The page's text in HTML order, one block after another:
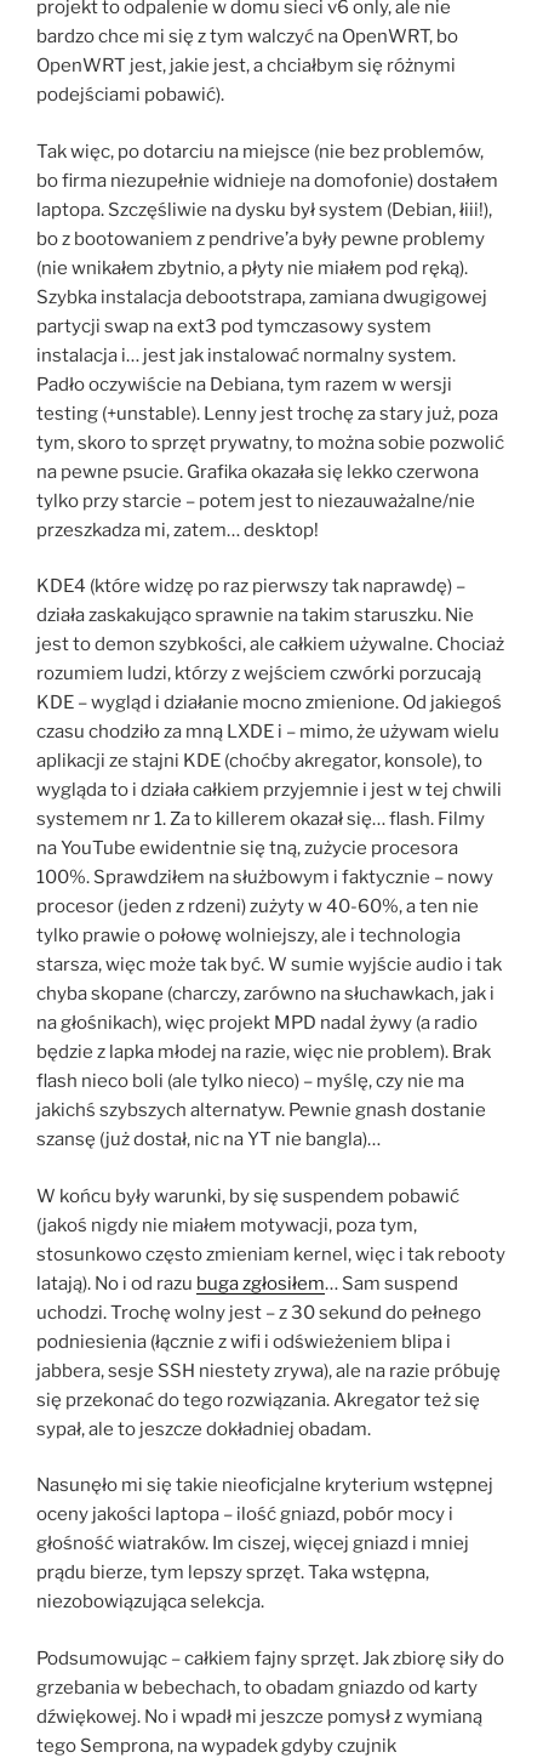
projekt to odpalenie w domu sieci v6 only, ale nie
bardzo chce mi się z tym walczyć na OpenWRT, bo
OpenWRT jest, jakie jest, a chciałbym się różnymi
podejściami pobawić).
Tak więc, po dotarciu na miejsce (nie bez problemów,
bo firma niezupełnie widnieje na domofonie) dostałem
laptopa. Szczęśliwie na dysku był system (Debian, łiii!),
bo z bootowaniem z pendrive’a były pewne problemy
(nie wnikałem zbytnio, a płyty nie miałem pod ręką).
Szybka instalacja debootstrapa, zamiana dwugigowej
partycji swap na ext3 pod tymczasowy system
instalacja i… jest jak instalować normalny system.
Padło oczywiście na Debiana, tym razem w wersji
testing (+unstable). Lenny jest trochę za stary już, poza
tym, skoro to sprzęt prywatny, to można sobie pozwolić
na pewne psucie. Grafika okazała się lekko czerwona
tylko przy starcie – potem jest to niezauważalne/nie
przeszkadza mi, zatem… desktop!
KDE4 (które widzę po raz pierwszy tak naprawdę) –
działa zaskakująco sprawnie na takim staruszku. Nie
jest to demon szybkości, ale całkiem używalne. Chociaż
rozumiem ludzi, którzy z wejściem czwórki porzucają
KDE – wygląd i działanie mocno zmienione. Od jakiegoś
czasu chodziło za mną LXDE i – mimo, że używam wielu
aplikacji ze stajni KDE (choćby akregator, konsole), to
wygląda to i działa całkiem przyjemnie i jest w tej chwili
systemem nr 1. Za to killerem okazał się… flash. Filmy
na YouTube ewidentnie się tną, zużycie procesora
100%. Sprawdziłem na służbowym i faktycznie – nowy
procesor (jeden z rdzeni) zużyty w 40-60%, a ten nie
tylko prawie o połowę wolniejszy, ale i technologia
starsza, więc może tak być. W sumie wyjście audio i tak
chyba skopane (charczy, zarówno na słuchawkach, jak i
na głośnikach), więc projekt MPD nadal żywy (a radio
będzie z lapka młodej na razie, więc nie problem). Brak
flash nieco boli (ale tylko nieco) – myślę, czy nie ma
jakichś szybszych alternatyw. Pewnie gnash dostanie
szansę (już dostał, nic na YT nie bangla)…
W końcu były warunki, by się suspendem pobawić
(jakoś nigdy nie miałem motywacji, poza tym,
stosunkowo często zmieniam kernel, więc i tak rebooty
latają). No i od razu buga zgłosiłem… Sam suspend
uchodzi. Trochę wolny jest – z 30 sekund do pełnego
podniesienia (łącznie z wifi i odświeżeniem blipa i
jabbera, sesje SSH niestety zrywa), ale na razie próbuję
się przekonać do tego rozwiązania. Akregator też się
sypał, ale to jeszcze dokładniej obadam.
Nasunęło mi się takie nieoficjalne kryterium wstępnej
oceny jakości laptopa – ilość gniazd, pobór mocy i
głośność wiatraków. Im ciszej, więcej gniazd i mniej
prądu bierze, tym lepszy sprzęt. Taka wstępna,
niezobowiązująca selekcja.
Podsumowując – całkiem fajny sprzęt. Jak zbiorę siły do
grzebania w bebechach, to obadam gniazdo od karty
dźwiękowej. No i wpadł mi jeszcze pomysł z wymianą
tego Semprona, na wypadek gdyby czujnik